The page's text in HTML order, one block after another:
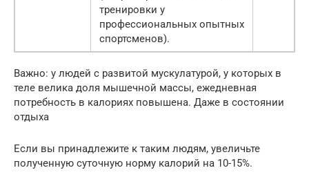
тренировки у
профессиональных опытных
спортсменов).
Важно: у людей с развитой мускулатурой, у которых в
теле велика доля мышечной массы, ежедневная
потребность в калориях повышена. Даже в состоянии
отдыха
Если вы принадлежите к таким людям, увеличьте
полученную суточную норму калорий на 10-15%.